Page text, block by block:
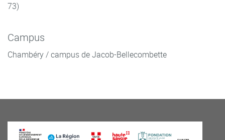
73)
Campus
Chambéry / campus de Jacob-Bellecombette